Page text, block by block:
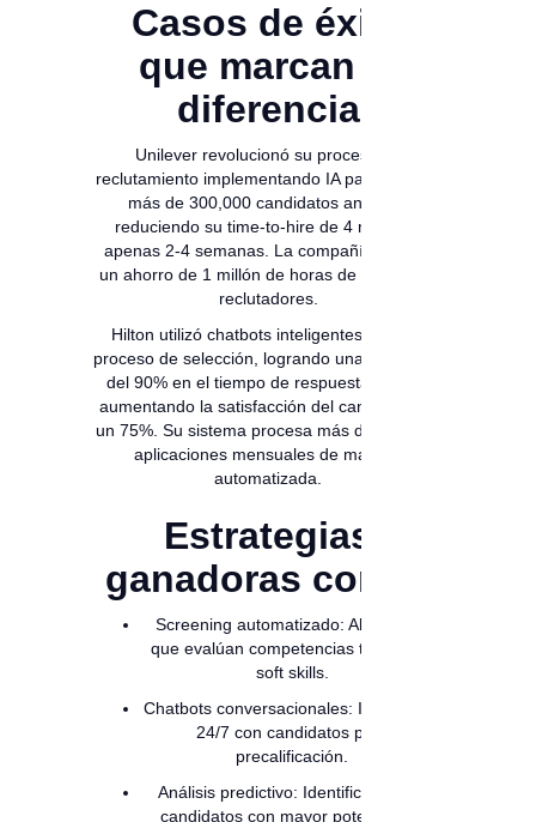
Casos de éxito
que marcan la
diferencia
Unilever revolucionó su proceso de
reclutamiento implementando IA para evaluar
más de 300,000 candidatos anuales,
reduciendo su time-to-hire de 4 meses a
apenas 2-4 semanas. La compañía reporta
un ahorro de 1 millón de horas de trabajo de
reclutadores.
Hilton utilizó chatbots inteligentes para su
proceso de selección, logrando una reducción
del 90% en el tiempo de respuesta inicial y
aumentando la satisfacción del candidato en
un 75%. Su sistema procesa más de 100,000
aplicaciones mensuales de manera
automatizada.
Estrategias
ganadoras con IA
Screening automatizado: Algoritmos
que evalúan competencias técnicas y
soft skills.
Chatbots conversacionales: Interacción
24/7 con candidatos para
precalificación.
Análisis predictivo: Identificación de
candidatos con mayor potencial de